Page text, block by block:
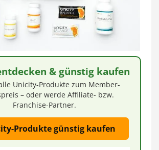
& günstig kaufen
Unicity-Produkte zum Member-
– oder werde Affiliate- bzw.
Franchise-Partner.
Produkte günstig kaufen